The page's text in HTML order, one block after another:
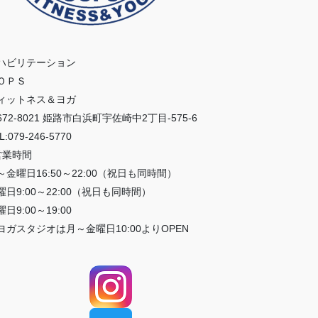
ビリテーション
ＰＳ
ットネス＆ヨガ
8021 姫路市白浜町宇佐崎中2丁目-575-6
246-5770
時間
金曜日16:50～22:00（祝日も同時間）
日9:00～22:00（祝日も同時間）
日9:00～19:00
ガスタジオは月～金曜日10:00よりOPEN